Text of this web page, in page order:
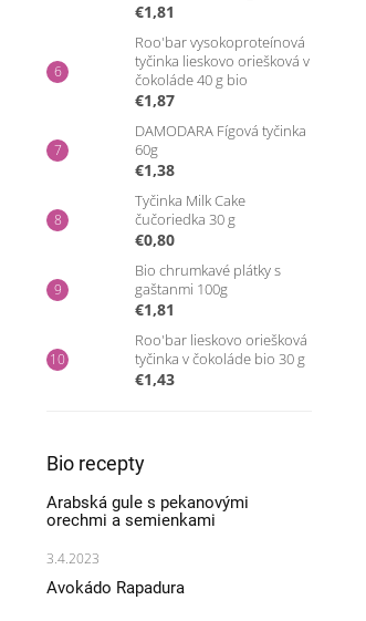
€1,81
Roo'bar vysokoproteínová
tyčinka lieskovo oriešková v
čokoláde 40 g bio
€1,87
DAMODARA Fígová tyčinka
60g
€1,38
Tyčinka Milk Cake
čučoriedka 30 g
€0,80
Bio chrumkavé plátky s
gaštanmi 100g
€1,81
Roo'bar lieskovo oriešková
tyčinka v čokoláde bio 30 g
€1,43
Bio recepty
Arabská gule s pekanovými
orechmi a semienkami
3.4.2023
Avokádo Rapadura